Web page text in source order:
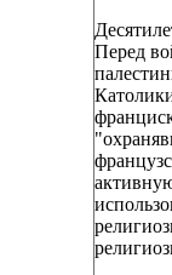
Перед